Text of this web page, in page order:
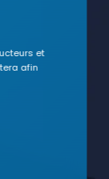
et
afin